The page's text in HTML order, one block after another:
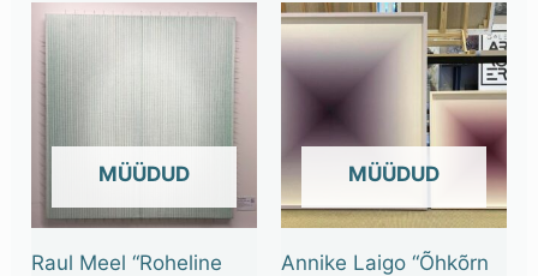
OUT OF STOCK
Raul Meel “Roheline
OUT OF STOCK
Annike Laigo “Õhkõrn